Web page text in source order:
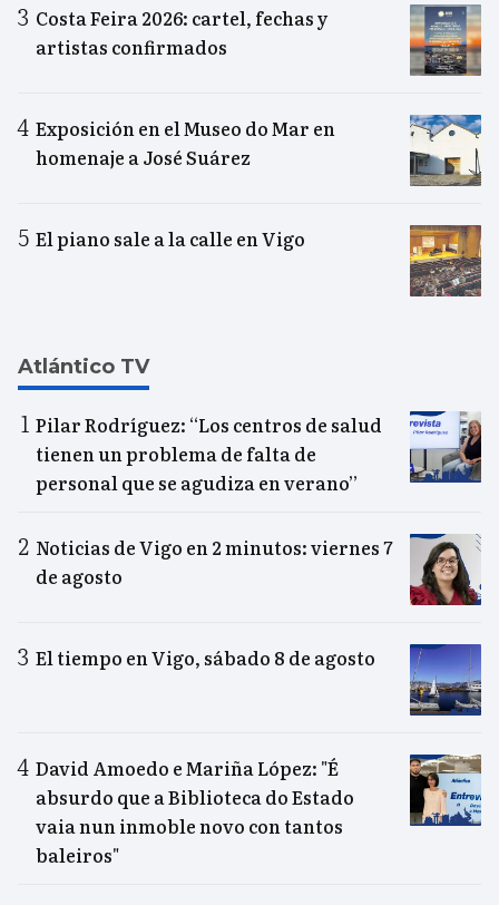
Costa Feira 2026: cartel, fechas y
artistas confirmados
Exposición en el Museo do Mar en
homenaje a José Suárez
El piano sale a la calle en Vigo
Atlántico TV
Pilar Rodríguez: “Los centros de salud
tienen un problema de falta de
personal que se agudiza en verano”
Noticias de Vigo en 2 minutos: viernes 7
de agosto
El tiempo en Vigo, sábado 8 de agosto
David Amoedo e Mariña López: "É
absurdo que a Biblioteca do Estado
vaia nun inmoble novo con tantos
baleiros"